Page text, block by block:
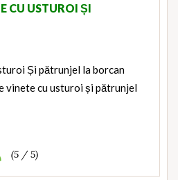
CU USTUROI ȘI
Și pătrunjel la borcan
vinete cu usturoi și pătrunjel
(5 / 5)